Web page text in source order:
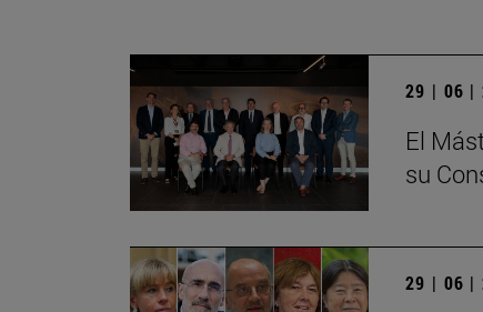
29 | 06 |
El
su
29 | 06 |